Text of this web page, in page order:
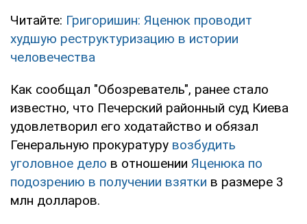
Читайте: Григоришин: Яценюк проводит
худшую реструктуризацию в истории
человечества
Как сообщал "Обозреватель", ранее стало
известно, что Печерский районный суд Киева
удовлетворил его ходатайство и обязал
Генеральную прокуратуру возбудить
уголовное дело в отношении Яценюка по
подозрению в получении взятки в размере 3
млн долларов.